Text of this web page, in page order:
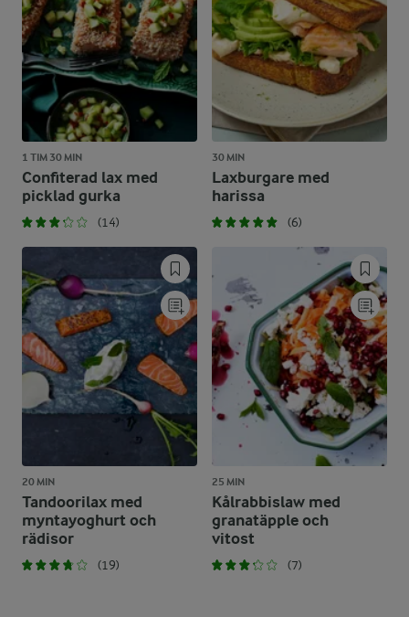
1 TIM 30 MIN
Confiterad lax med
picklad gurka
(14)
30 MIN
Laxburgare med
harissa
(6)
20 MIN
Tandoorilax med
myntayoghurt och
rädisor
(19)
25 MIN
Kålrabbislaw med
granatäpple och
vitost
(7)